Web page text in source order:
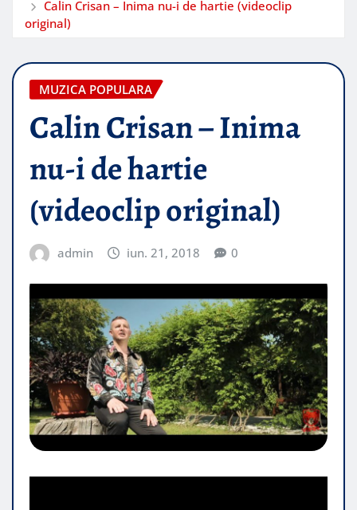
Calin Crisan – Inima nu-i de hartie (videoclip
original)
MUZICA POPULARA
Calin Crisan – Inima
nu-i de hartie
(videoclip original)
admin iun. 21, 2018 0